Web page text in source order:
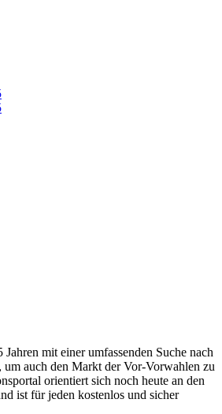
mit einer umfassenden Suche nach
um auch den Markt der Vor-Vorwahlen zu
orientiert sich noch heute an den
ist für jeden kostenlos und sicher